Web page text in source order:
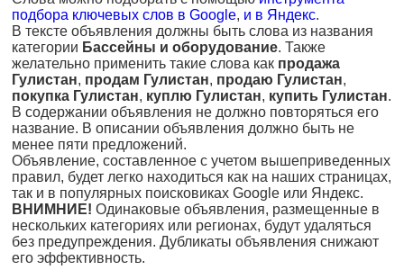
подбора ключевых слов в Google, и в Яндекс.
В тексте объявления должны быть слова из названия
категории Бассейны и оборудование. Также
желательно применить такие слова как продажа
Гулистан, продам Гулистан, продаю Гулистан,
покупка Гулистан, куплю Гулистан, купить Гулистан.
В содержании объявления не должно повторяться его
название. В описании объявления должно быть не
менее пяти предложений.
Объявление, составленное с учетом вышеприведенных
правил, будет легко находиться как на наших страницах,
так и в популярных поисковиках Google или Яндекс.
ВНИМНИЕ! Одинаковые объявления, размещенные в
нескольких категориях или регионах, будут удаляться
без предупреждения. Дубликаты объявления снижают
его эффективность.